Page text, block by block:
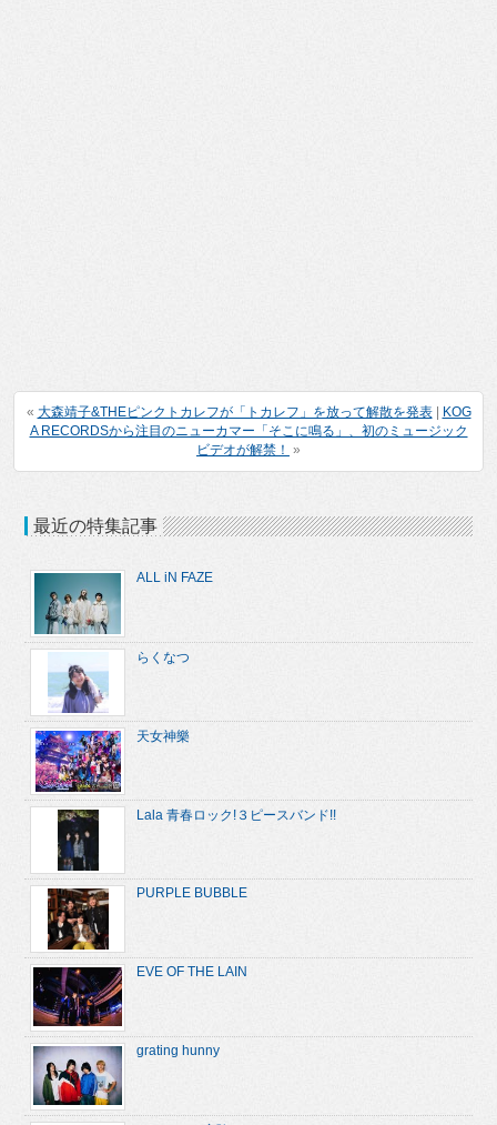
« 大森靖子&THEピンクトカレフが「トカレフ」を放って解散を発表|
KOG
A RECORDSから注目のニューカマー「そこに鳴る」、初のミュージック
ビデオが解禁！ »
最近の特集記事
ALL iN FAZE
らくなつ
天女神樂
Lala 青春ロック!３ピースバンド!!
PURPLE BUBBLE
EVE OF THE LAIN
grating hunny